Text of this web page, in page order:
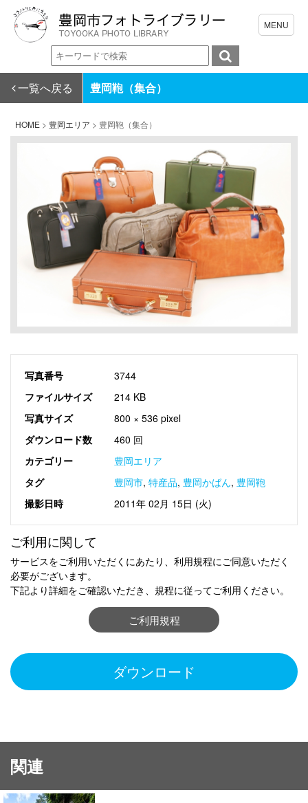
一覧へ戻る 豊岡鞄（集合）
HOME > 豊岡エリア > 豊岡鞄（集合）
写真番号
3744
ファイルサイズ
214 KB
写真サイズ
800 × 536 pixel
ダウンロード数
460 回
カテゴリー
豊岡エリア
タグ
豊岡市, 特産品, 豊岡かばん, 豊岡鞄
撮影日時
2011年 02月 15日 (火)
ご利用に関して
サービスをご利用いただくにあたり、利用規程にご同意いただく
必要がございます。
下記より詳細をご確認いただき、規程に従ってご利用ください。
ご利用規程
ダウンロード
関連